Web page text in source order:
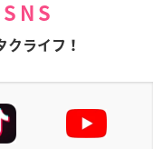
クライフ！